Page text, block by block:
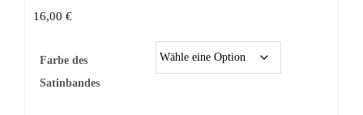
16,00 €
Farbe des
Satinbandes